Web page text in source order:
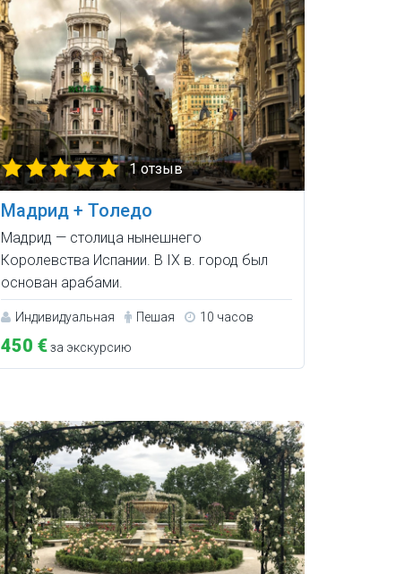
1 отзыв
Мадрид + Толедо
Мадрид — столица нынешнего
Королевства Испании. В IX в. город был
основан арабами.
Индивидуальная Пешая 10 часов
450 €за экскурсию